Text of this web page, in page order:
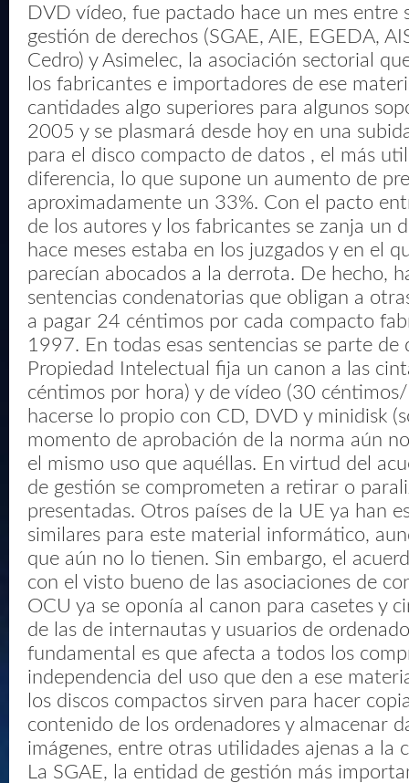
DVD vídeo, fue pactado hace un mes entre
gestión de derechos (SGAE, AIE, EGEDA,
Cedro) y Asimelec, la asociación sectorial
los fabricantes e importadores de ese
cantidades algo superiores para algunos
2005 y se plasmará desde hoy en una
para el disco compacto de datos , el más
diferencia, lo que supone un aumento de
aproximadamente un 33%. Con el pacto
de los autores y los fabricantes se zanja un
hace meses estaba en los juzgados y en el
parecían abocados a la derrota. De hecho,
sentencias condenatorias que obligan a
a pagar 24 céntimos por cada compacto
1997. En todas esas sentencias se parte de
Propiedad Intelectual fija un canon a las
céntimos por hora) y de vídeo (30
hacerse lo propio con CD, DVD y minidisk
momento de aprobación de la norma aún
el mismo uso que aquéllas. En virtud del
de gestión se comprometen a retirar o
presentadas. Otros países de la UE ya han
similares para este material informático,
que aún no lo tienen. Sin embargo, el
con el visto bueno de las asociaciones de
OCU ya se oponía al canon para casetes y
de las de internautas y usuarios de
fundamental es que afecta a todos los
independencia del uso que den a ese
los discos compactos sirven para hacer
contenido de los ordenadores y almacenar
imágenes, entre otras utilidades ajenas a la
La SGAE, la entidad de gestión más